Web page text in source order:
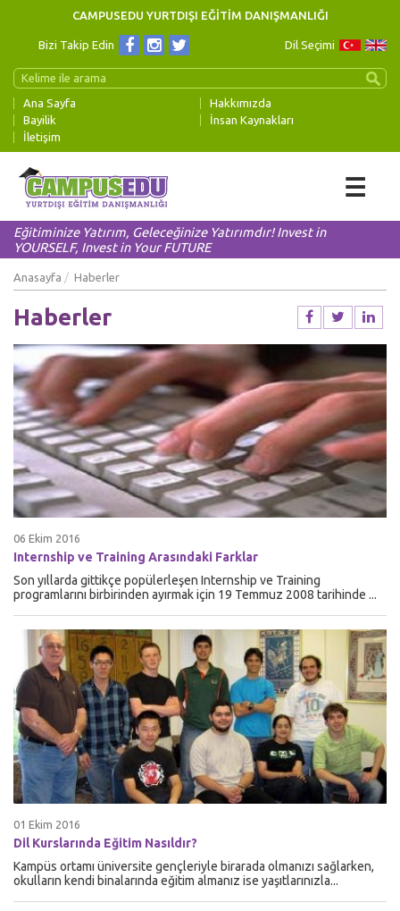
CAMPUSEDU YURTDIŞI EĞİTİM DANIŞMANLIĞI
Dil Seçimi
Bizi Takip Edin
Ana Sayfa
Hakkımızda
Bayilik
İnsan Kaynakları
İletişim
☰
Eğitiminize Yatırım, Geleceğinize Yatırımdır! Invest in
YOURSELF, Invest in Your FUTURE
Anasayfa Haberler
Haberler
06 Ekim 2016
Internship ve Training Arasındaki Farklar
Son yıllarda gittikçe popülerleşen Internship ve Training
programlarını birbirinden ayırmak için 19 Temmuz 2008 tarihinde ...
01 Ekim 2016
Dil Kurslarında Eğitim Nasıldır?
Kampüs ortamı üniversite gençleriyle birarada olmanızı sağlarken,
okulların kendi binalarında eğitim almanız ise yaşıtlarınızla...